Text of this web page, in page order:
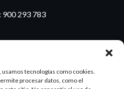
tecnologías como cookies.
procesar datos, como el
900 293 783